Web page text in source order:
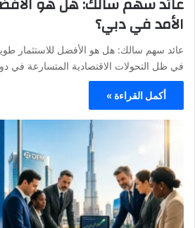
الأمد في دبي؟
عائد سهم سالك: هل هو الأفضل للاستثمار
في ظل التحولات الاقتصادية المتسارعة في
أكمل القراءة »